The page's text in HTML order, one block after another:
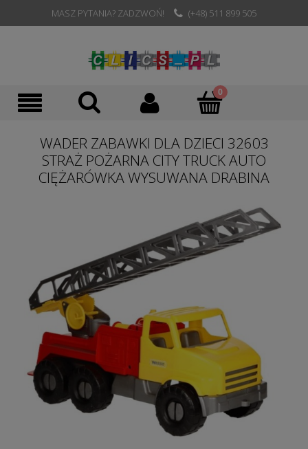
MASZ PYTANIA? ZADZWOŃ! (+48) 511 899 505
WADER ZABAWKI DLA DZIECI 32603
STRAŻ POŻARNA CITY TRUCK AUTO
CIĘŻARÓWKA WYSUWANA DRABINA